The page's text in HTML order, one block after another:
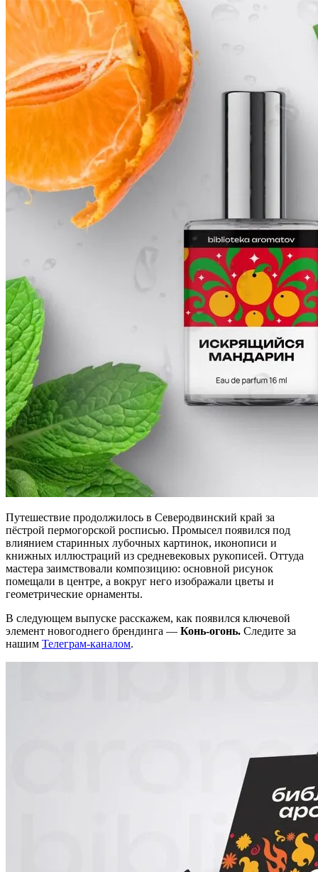
Путешествие продолжилось в Северодвинский край за
пёстрой пермогорской росписью. Промысел появился под
влиянием старинных лубочных картинок, иконописи и
книжных иллюстраций из средневековых рукописей. Оттуда
мастера заимствовали композицию: основной рисунок
помещали в центре, а вокруг него изображали цветы и
геометрические орнаменты.
В следующем выпуске расскажем, как появился ключевой
элемент новогоднего брендинга — Конь-огонь. Следите за
нашим Телеграм-каналом.